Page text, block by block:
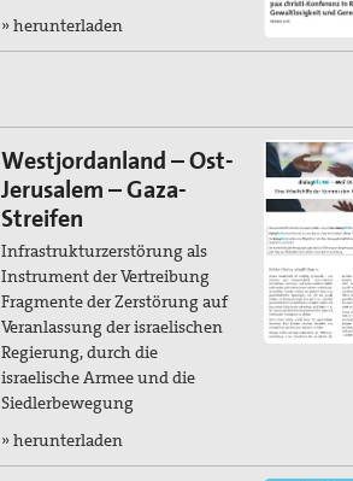
» herunterladen
Westjordanland – Ost-
Jerusalem – Gaza-
Streifen
Infrastrukturzerstörung als
Instrument der Vertreibung
Fragmente der Zerstörung auf
Veranlassung der israelischen
Regierung, durch die
israelische Armee und die
Siedlerbewegung
» herunterladen